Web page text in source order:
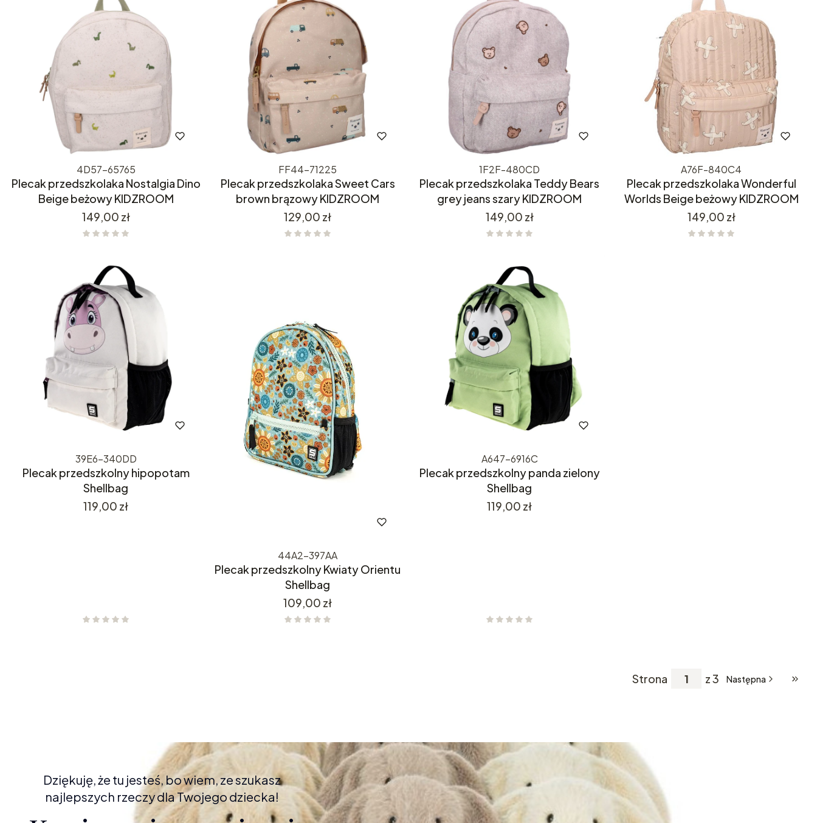
4D57-65765
Plecak przedszkolaka Nostalgia Dino
Beige beżowy KIDZROOM
Cena
149,00 zł
FF44-71225
Plecak przedszkolaka Sweet Cars
brown brązowy KIDZROOM
Cena
129,00 zł
1F2F-480CD
Plecak przedszkolaka Teddy Bears
grey jeans szary KIDZROOM
Cena
149,00 zł
A76F-840C4
Plecak przedszkolaka Wonderful
Worlds Beige beżowy KIDZROOM
Cena
149,00 zł
39E6-340DD
Plecak przedszkolny hipopotam
Shellbag
Cena
119,00 zł
44A2-397AA
Plecak przedszkolny Kwiaty Orientu
Shellbag
Cena
109,00 zł
A647-6916C
Plecak przedszkolny panda zielony
Shellbag
Cena
119,00 zł
Strona z 3 Następna
Dziękuję, że tu jesteś, bo wiem, ze szukasz
najlepszych rzeczy dla Twojego dziecka!